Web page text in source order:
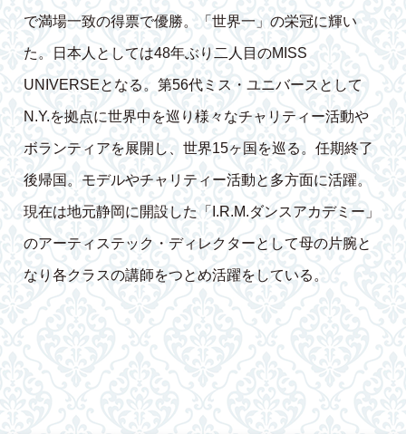
で満場一致の得票で優勝。「世界一」の栄冠に輝い
た。日本人としては48年ぶり二人目のMISS
UNIVERSEとなる。第56代ミス・ユニバースとして
N.Y.を拠点に世界中を巡り様々なチャリティー活動や
ボランティアを展開し、世界15ヶ国を巡る。任期終了
後帰国。モデルやチャリティー活動と多方面に活躍。
現在は地元静岡に開設した「I.R.M.ダンスアカデミー」
のアーティステック・ディレクターとして母の片腕と
なり各クラスの講師をつとめ活躍をしている。